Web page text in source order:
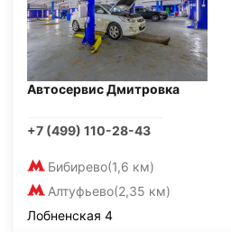
Автосервис Дмитровка
+7 (499) 110-28-43
Бибирево(1,6 км)
Алтуфьево(2,35 км)
Лобненская 4